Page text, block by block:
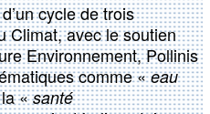
cycle de trois
Climat, avec le soutien
Environnement, Pollinis
comme «eau
«santé